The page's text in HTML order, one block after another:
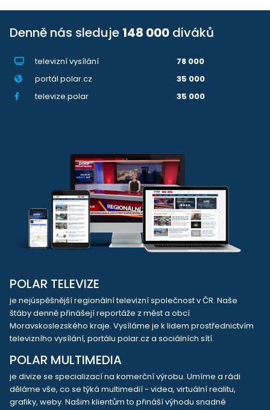
Denně nás sleduje 148 000 diváků
televizní vysílání
78 000
portál polar.cz
35 000
televize.polar
35 000
POLAR TELEVIZE
je nejúspěšnější regionální televizní společnost v ČR. Naše
štáby denně přinášejí reportáže z měst a obcí
Moravskoslezského kraje. Vysíláme je k lidem prostřednictvím
televizního vysílání, portálu polar.cz a sociálních sítí.
POLAR MULTIMEDIA
je divize se specializací na komerční výrobu. Umíme a rádi
děláme vše, co se týká multimedií - videa, virtuální realitu,
grafiky, weby. Našim klientům to přináší výhodu snadné